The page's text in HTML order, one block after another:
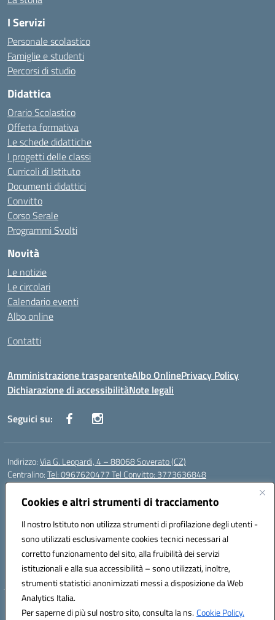
Cookies e altri strumenti di tracciamento
Il nostro Istituto non utilizza strumenti di profilazione degli utenti -
sono utilizzati esclusivamente cookies tecnici necessari al
corretto funzionamento del sito, alla fruibilità dei servizi
istituzionali e alla sua accessibilità – sono utilizzati, inoltre,
strumenti statistici anonimizzati messi a disposizione da Web
Analytics Italia.
Per saperne di più sul nostro sito, consulta la ns.Cookie Policy.
I Servizi
Personale scolastico
Famiglie e studenti
Percorsi di studio
Didattica
Orario Scolastico
Offerta formativa
Le schede didattiche
I progetti delle classi
Curricoli di Istituto
Documenti didattici
Convitto
Corso Serale
Programmi Svolti
Novità
Le notizie
Le circolari
Calendario eventi
Albo online
Contatti
Amministrazione trasparenteAlbo OnlinePrivacy Policy
Dichiarazione di accessibilitàNote legali
Seguici su:
Indirizzo:Via G. Leopardi, 4 – 88068 Soverato (CZ)
Centralino:Tel: 0967620477 Tel Convitto: 3773636848
Email:
Posta elettronica certificata (PEC):czrh04000q@pec.istruzione.it
Codice fiscale: 84000690796
Codice meccanografico:CZRH04000Q
Codice Indice delle Pubbliche Amministrazioni (IPA): istsc_czrh04000q
Codice unico di fatturazione (CUF): UF9M13
Hosting & Powered by 3D Solution S.r.l.